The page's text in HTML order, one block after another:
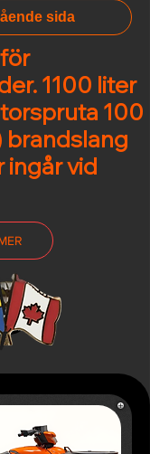
sida
1100 liter
100
brandslang
ingår vid